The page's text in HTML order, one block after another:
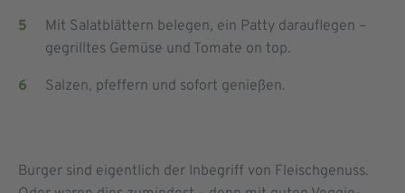
Mit Salatblättern belegen, ein Patty darauflegen –
gegrilltes Gemüse und Tomate on top.
Salzen, pfeffern und sofort genießen.
Burger sind eigentlich der Inbegriff von Fleischgenuss.